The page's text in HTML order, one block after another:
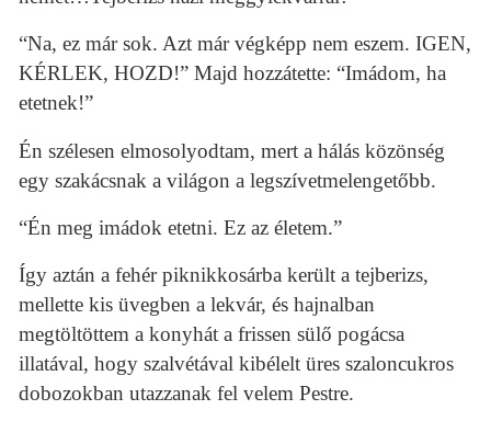
“Na, ez már sok. Azt már végképp nem eszem. IGEN,
KÉRLEK, HOZD!” Majd hozzátette: “Imádom, ha
etetnek!”
Én szélesen elmosolyodtam, mert a hálás közönség
egy szakácsnak a világon a legszívetmelengetőbb.
“Én meg imádok etetni. Ez az életem.”
Így aztán a fehér piknikkosárba került a tejberizs,
mellette kis üvegben a lekvár, és hajnalban
megtöltöttem a konyhát a frissen sülő pogácsa
illatával, hogy szalvétával kibélelt üres szaloncukros
dobozokban utazzanak fel velem Pestre.